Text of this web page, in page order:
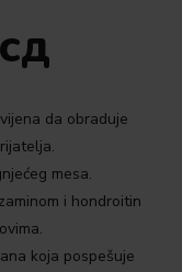
da obraduje
mesa.
i hondroitin
koja pospešuje